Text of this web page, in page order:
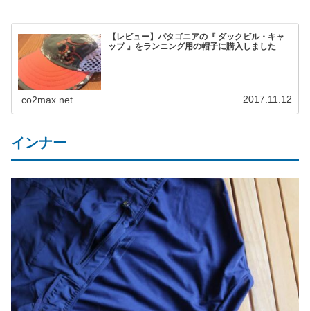
【レビュー】パタゴニアの『 ダックビル・キャ
ップ 』をランニング用の帽子に購入しました
co2max.net 2017.11.12
インナー